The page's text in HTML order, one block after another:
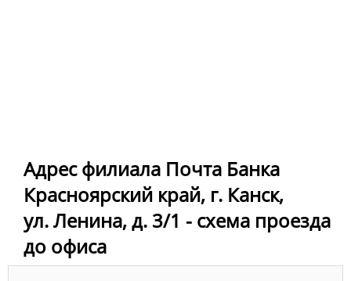
Адрес филиала Почта Банка
Красноярский край, г. Канск,
ул. Ленина, д. 3/1 - схема проезда
до офиса